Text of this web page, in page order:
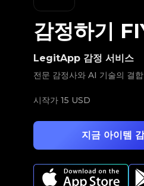
지금 아이템
LegitApp 감정 서비스
전문 감정사와 AI 기술의 결합
시작가 15 USD
감정하기